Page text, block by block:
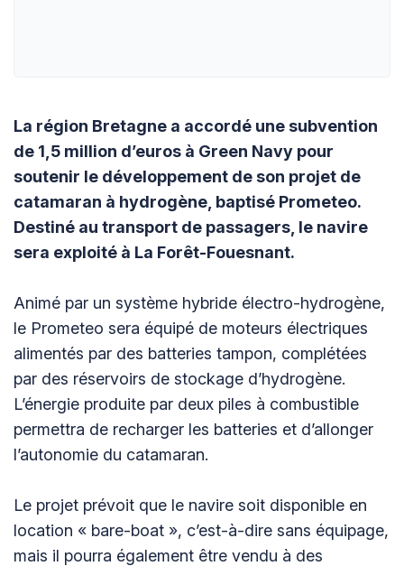
La région Bretagne a accordé une subvention
de 1,5 million d’euros à Green Navy pour
soutenir le développement de son projet de
catamaran à hydrogène, baptisé Prometeo.
Destiné au transport de passagers, le navire
sera exploité à La Forêt-Fouesnant.
Animé par un système hybride électro-hydrogène,
le Prometeo sera équipé de moteurs électriques
alimentés par des batteries tampon, complétées
par des réservoirs de stockage d’hydrogène.
L’énergie produite par deux piles à combustible
permettra de recharger les batteries et d’allonger
l’autonomie du catamaran.
Le projet prévoit que le navire soit disponible en
location « bare-boat », c’est-à-dire sans équipage,
mais il pourra également être vendu à des